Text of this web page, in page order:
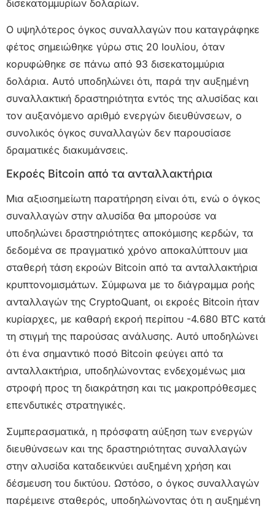
δισεκατομμυρίων δολαρίων.
Ο υψηλότερος όγκος συναλλαγών που καταγράφηκε
φέτος σημειώθηκε γύρω στις 20 Ιουλίου, όταν
κορυφώθηκε σε πάνω από 93 δισεκατομμύρια
δολάρια. Αυτό υποδηλώνει ότι, παρά την αυξημένη
συναλλακτική δραστηριότητα εντός της αλυσίδας και
τον αυξανόμενο αριθμό ενεργών διευθύνσεων, ο
συνολικός όγκος συναλλαγών δεν παρουσίασε
δραματικές διακυμάνσεις.
Εκροές Bitcoin από τα ανταλλακτήρια
Μια αξιοσημείωτη παρατήρηση είναι ότι, ενώ ο όγκος
συναλλαγών στην αλυσίδα θα μπορούσε να
υποδηλώνει δραστηριότητες αποκόμισης κερδών, τα
δεδομένα σε πραγματικό χρόνο αποκαλύπτουν μια
σταθερή τάση εκροών Bitcoin από τα ανταλλακτήρια
κρυπτονομισμάτων. Σύμφωνα με το διάγραμμα ροής
ανταλλαγών της CryptoQuant, οι εκροές Bitcoin ήταν
κυρίαρχες, με καθαρή εκροή περίπου -4.680 BTC κατά
τη στιγμή της παρούσας ανάλυσης. Αυτό υποδηλώνει
ότι ένα σημαντικό ποσό Bitcoin φεύγει από τα
ανταλλακτήρια, υποδηλώνοντας ενδεχομένως μια
στροφή προς τη διακράτηση και τις μακροπρόθεσμες
επενδυτικές στρατηγικές.
Συμπερασματικά, η πρόσφατη αύξηση των ενεργών
διευθύνσεων και της δραστηριότητας συναλλαγών
στην αλυσίδα καταδεικνύει αυξημένη χρήση και
δέσμευση του δικτύου. Ωστόσο, ο όγκος συναλλαγών
παρέμεινε σταθερός, υποδηλώνοντας ότι η αυξημένη